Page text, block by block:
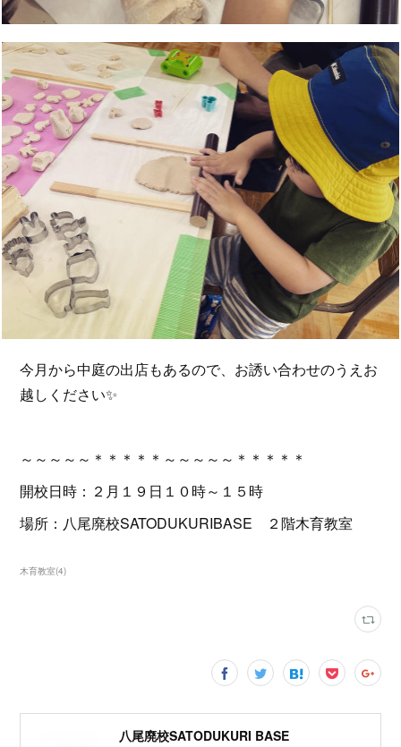
今月から中庭の出店もあるので、お誘い合わせのうえお
越しください✨
～～～～～＊＊＊＊＊～～～～～＊＊＊＊＊
開校日時：２月１９日１０時～１５時
場所：八尾廃校SATODUKURIBASE ２階木育教室
木育教室(4)
八尾廃校SATODUKURI BASE